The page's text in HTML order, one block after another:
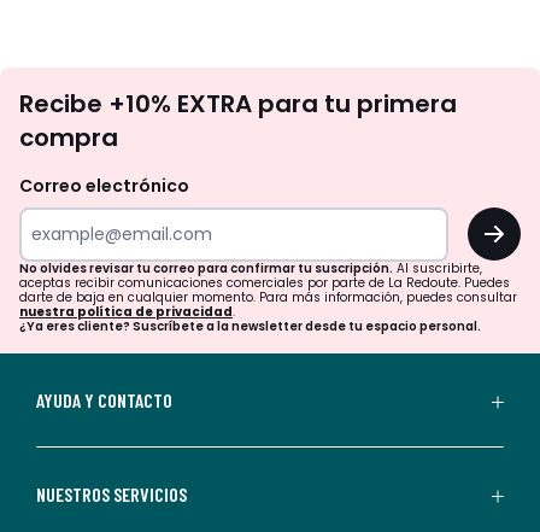
te
tu
para
confirmar
tu
suscripción.
aceptas
Recibe +10% EXTRA para tu primera
compra
Correo electrónico
OK
No olvides revisar tu correo para confirmar tu suscripción. Al suscribirte,
aceptas recibir comunicaciones comerciales por parte de La Redoute. Puedes
darte de baja en cualquier momento. Para más información, puedes consultar
nuestra política de privacidad.
¿Ya eres cliente? Suscríbete a la newsletter desde tu espacio personal.
AYUDA Y CONTACTO
NUESTROS SERVICIOS